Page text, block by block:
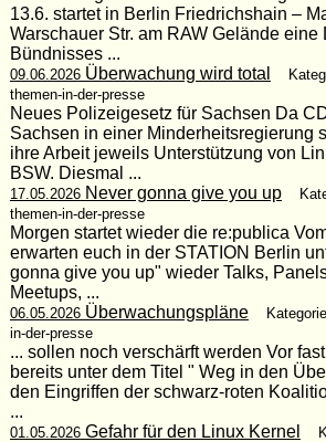
13.6. startet in Berlin Friedrichshain –
Warschauer Str. am RAW Gelände eine
Bündnisses ...
09.06.2026Überwachung wird total
themen-in-der-presse
Neues Polizeigesetz für Sachsen Da
Sachsen in einer Minderheitsregierung
ihre Arbeit jeweils Unterstützung von
BSW. Diesmal ...
17.05.2026Never gonna give you up
themen-in-der-presse
Morgen startet wieder die re:publica
erwarten euch in der STATION Berlin
gonna give you up" wieder Talks,
Meetups, ...
06.05.2026Überwachungspläne
in-der-presse
... sollen noch verschärft werden Vor
bereits unter dem Titel " Weg in den
den Eingriffen der schwarz-roten
...
01.05.2026Gefahr für den Linux Kernel